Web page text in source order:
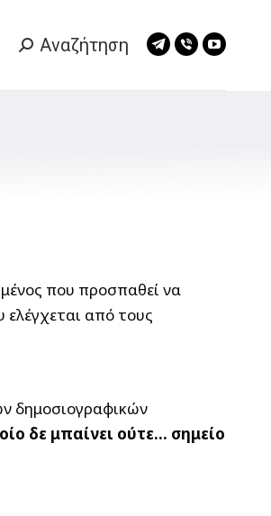
Search:
Αναζήτηση
Telegram
Viber
που προσπαθεί να
ελέγχεται από τους
δημοσιογραφικών
δε μπαίνει ούτε… σημείο